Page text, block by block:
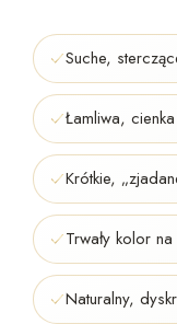
Suche,
Łamliwa, cienka
Krótkie,
Trwały kolor na
Naturalny,